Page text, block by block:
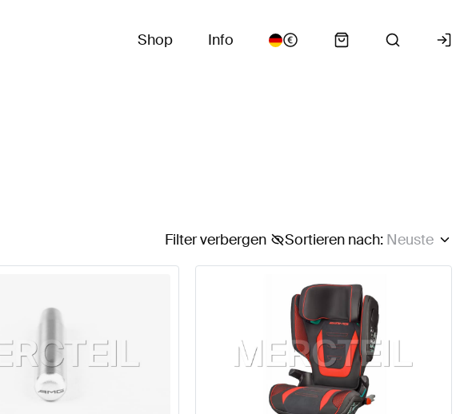
Shop Info
Sortieren nach: Neuste
Filter verbergen
A-Klasse W177 Tuning- und PerformanceteileA-Klasse W176